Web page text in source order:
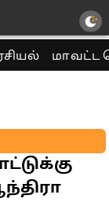
மாவட்ட